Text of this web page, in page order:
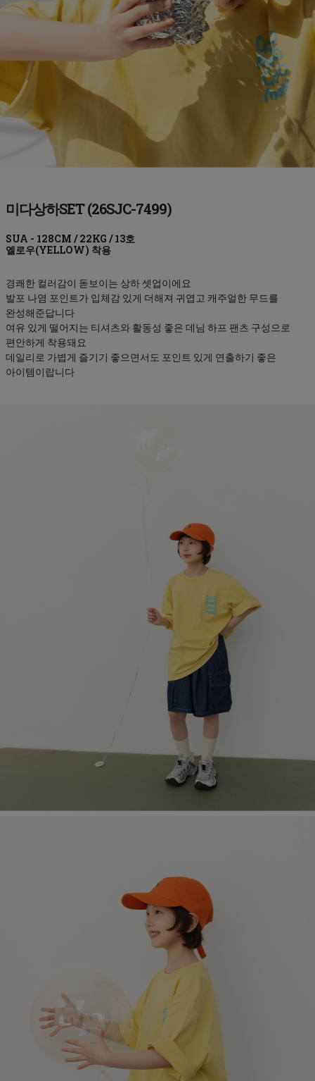
미다상하SET (26SJC-7499)
옐로우(YELLOW)
경쾌한 컬러감이 돋보이는 상하 셋업이에요
발포 나염 포인트가 입체감 있게 더해져 귀엽고 캐주얼한 무드를
완성해준답니다
여유 있게 떨어지는 티셔츠와 활동성 좋은 데님 하프 팬츠 구성으로
편안하게 착용돼요
데일리로 가볍게 즐기기 좋으면서도 포인트 있게 연출하기 좋은
아이템이랍니다